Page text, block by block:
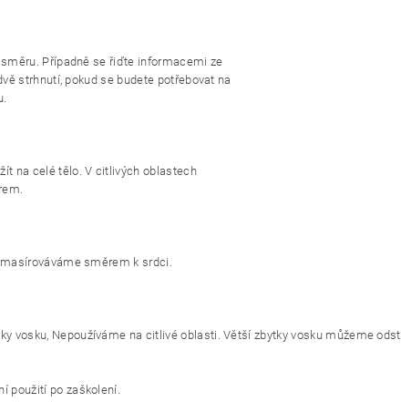
Případně se řiďte informacemi ze
strhnutí, pokud se budete potřebovat na
na celé tělo. V citlivých oblastech
směrem k srdci.
vosku, Nepoužíváme na citlivé oblasti.Větší zbytky vosku můžeme
použití po zaškolení.